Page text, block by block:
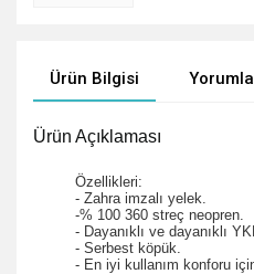
Ürün Bilgisi
Ürün Açıklaması
Özellikleri:
- Zahra imzalı yelek.
-% 100 360 streç neopren.
- Dayanıklı ve dayanıklı
- Serbest köpük.
- En iyi kullanım konforu